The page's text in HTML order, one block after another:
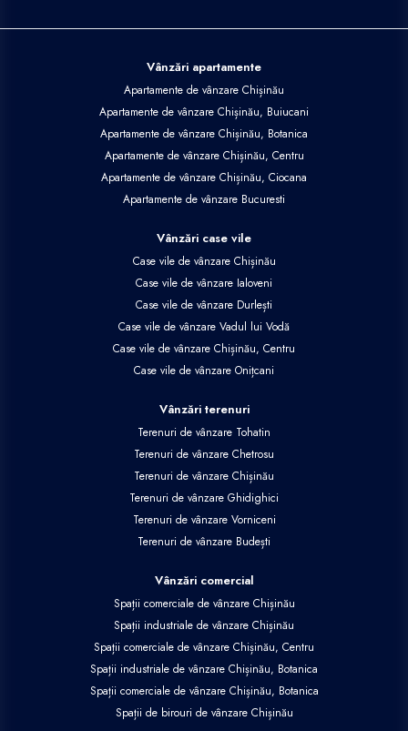
Vânzări apartamente
Apartamente de vânzare Chișinău
Apartamente de vânzare Chișinău, Buiucani
Apartamente de vânzare Chișinău, Botanica
Apartamente de vânzare Chișinău, Centru
Apartamente de vânzare Chișinău, Ciocana
Apartamente de vânzare Bucuresti
Vânzări case vile
Case vile de vânzare Chișinău
Case vile de vânzare Ialoveni
Case vile de vânzare Durlești
Case vile de vânzare Vadul lui Vodă
Case vile de vânzare Chișinău, Centru
Case vile de vânzare Onițcani
Vânzări terenuri
Terenuri de vânzare Tohatin
Terenuri de vânzare Chetrosu
Terenuri de vânzare Chișinău
Terenuri de vânzare Ghidighici
Terenuri de vânzare Vorniceni
Terenuri de vânzare Budești
Vânzări comercial
Spații comerciale de vânzare Chișinău
Spații industriale de vânzare Chișinău
Spații comerciale de vânzare Chișinău, Centru
Spații industriale de vânzare Chișinău, Botanica
Spații comerciale de vânzare Chișinău, Botanica
Spații de birouri de vânzare Chișinău